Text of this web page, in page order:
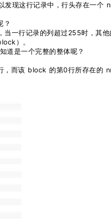
发现这行记录中，行头存在一个
？
一行记录的列超过255时，其他
）。
道是一个完整的整体呢？
，而该 block 的第0行所存在的